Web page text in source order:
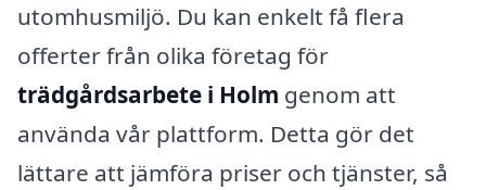
utomhusmiljö. Du kan enkelt få flera
offerter från olika företag för
trädgårdsarbete i Holm genom att
använda vår plattform. Detta gör det
lättare att jämföra priser och tjänster, så